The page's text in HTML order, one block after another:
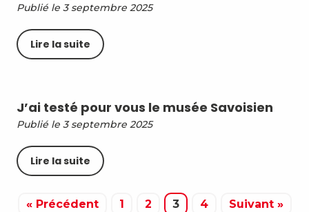
Publié le 3 septembre 2025
Lire la suite
J’ai testé pour vous le musée Savoisien
Publié le 3 septembre 2025
Lire la suite
« Précédent 1 2 3 4 Suivant »